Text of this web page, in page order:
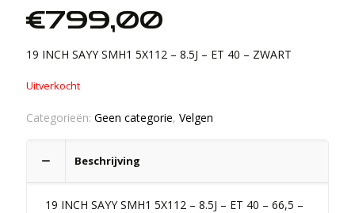
€799,00
19 INCH SAYY SMH1 5X112 – 8.5J – ET 40 – ZWART
Uitverkocht
Categorieën: Geen categorie, Velgen
Beschrijving
19 INCH SAYY SMH1 5X112 – 8.5J – ET 40 – 66,5 –